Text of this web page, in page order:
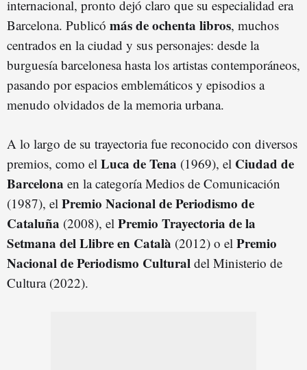
internacional, pronto dejó claro que su especialidad era
Barcelona. Publicó más de ochenta libros, muchos
centrados en la ciudad y sus personajes: desde la
burguesía barcelonesa hasta los artistas contemporáneos,
pasando por espacios emblemáticos y episodios a
menudo olvidados de la memoria urbana.
A lo largo de su trayectoria fue reconocido con diversos
premios, como el Luca de Tena (1969), el Ciudad de
Barcelona en la categoría Medios de Comunicación
(1987), el Premio Nacional de Periodismo de
Cataluña (2008), el Premio Trayectoria de la
Setmana del Llibre en Català (2012) o el Premio
Nacional de Periodismo Cultural del Ministerio de
Cultura (2022).